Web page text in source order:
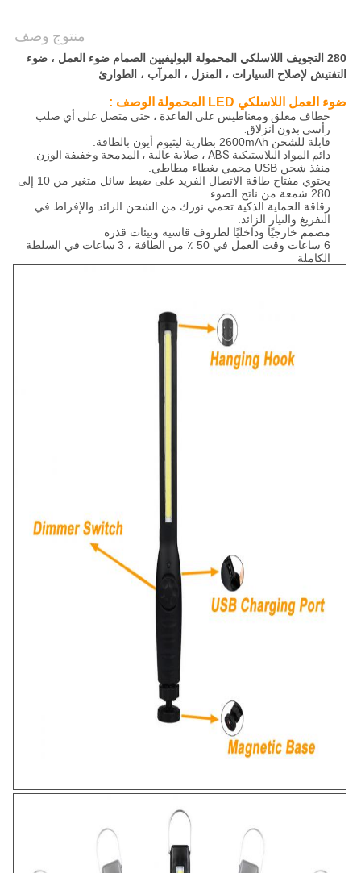
منتوج وصف
280 التجويف اللاسلكي المحمولة البوليفيين الصمام ضوء العمل ، ضوء
التفتيش لإصلاح السيارات ، المنزل ، المرآب ، الطوارئ
ضوء العمل اللاسلكي LED المحمولة الوصف :
خطاف معلق ومغناطيس على القاعدة ، حتى متصل على أي صلب
رأسي بدون انزلاق.
قابلة للشحن 2600mAh بطارية ليثيوم أيون بالطاقة.
دائم المواد البلاستيكية ABS ، صلابة عالية ، المدمجة وخفيفة الوزن.
منفذ شحن USB محمي بغطاء مطاطي.
يحتوي مفتاح طاقة الاتصال الفريد على ضبط سائل متغير من 10 إلى
280 شمعة من ناتج الضوء.
رقاقة الحماية الذكية تحمي نورك من الشحن الزائد والإفراط في
التفريغ والتيار الزائد.
مصمم خارجيًا وداخليًا لظروف قاسية وبيئات قذرة
6 ساعات وقت العمل في 50 ٪ من الطاقة ، 3
ساعات في السلطة
الكاملة